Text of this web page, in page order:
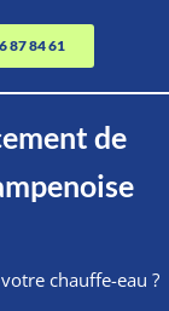
87 84 61
de
chauffe-eau ?